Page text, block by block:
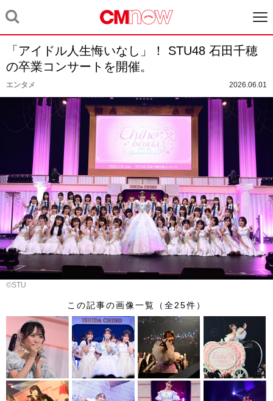
「アイドル人生悔いなし」！ STU48 石田千穂
の卒業コンサートを開催。
エンタメ 2026.06.01
©︎STU
この記事の画像一覧（全25件）